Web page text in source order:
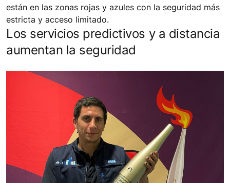
están en las zonas rojas y azules con la seguridad más
estricta y acceso limitado.
Los servicios predictivos y a distancia
aumentan la seguridad